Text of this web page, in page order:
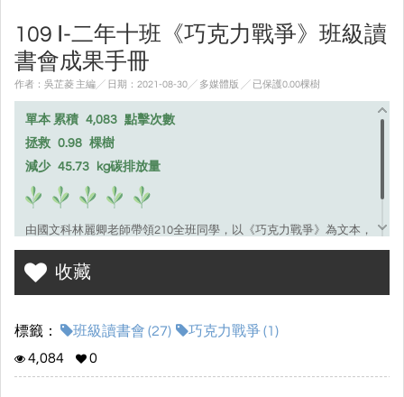
109 Ⅰ-二年十班《巧克力戰爭》班級讀
書會成果手冊
作者：吳芷菱 主編╱ 日期：2021-08-30╱ 多媒體版 ╱ 已保護0.00棵樹
單本 累積 4,083 點擊次數
拯救 0.98 棵樹
減少 45.73 kg碳排放量
由國文科林麗卿老師帶領210全班同學，以《巧克力戰爭》為文本，
進行讀書會之成果彙集。
收藏
標籤： 班級讀書會 (27)
巧克力戰爭 (1)
4,084
0